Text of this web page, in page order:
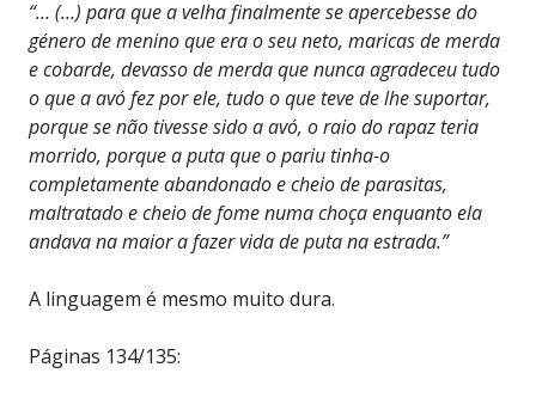
“… (…) para que a velha finalmente se apercebesse do
género de menino que era o seu neto, maricas de merda
e cobarde, devasso de merda que nunca agradeceu tudo
o que a avó fez por ele, tudo o que teve de lhe suportar,
porque se não tivesse sido a avó, o raio do rapaz teria
morrido, porque a puta que o pariu tinha-o
completamente abandonado e cheio de parasitas,
maltratado e cheio de fome numa choça enquanto ela
andava na maior a fazer vida de puta na estrada.”
A linguagem é mesmo muito dura.
Páginas 134/135: